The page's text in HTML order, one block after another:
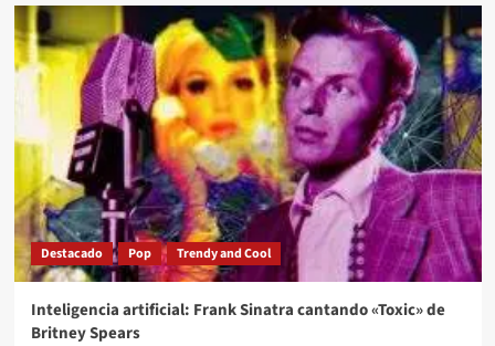
Destacado Pop Trendy and Cool
Inteligencia artificial: Frank Sinatra cantando «Toxic» de
Britney Spears